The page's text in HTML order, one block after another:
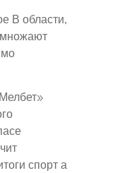
В области,
спорт а